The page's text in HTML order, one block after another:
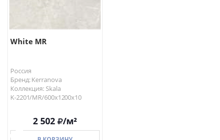
White MR
Россия
Бренд: Kerranova
Коллекция: Skala
K-2201/MR/600x1200x10
2 502 /м²